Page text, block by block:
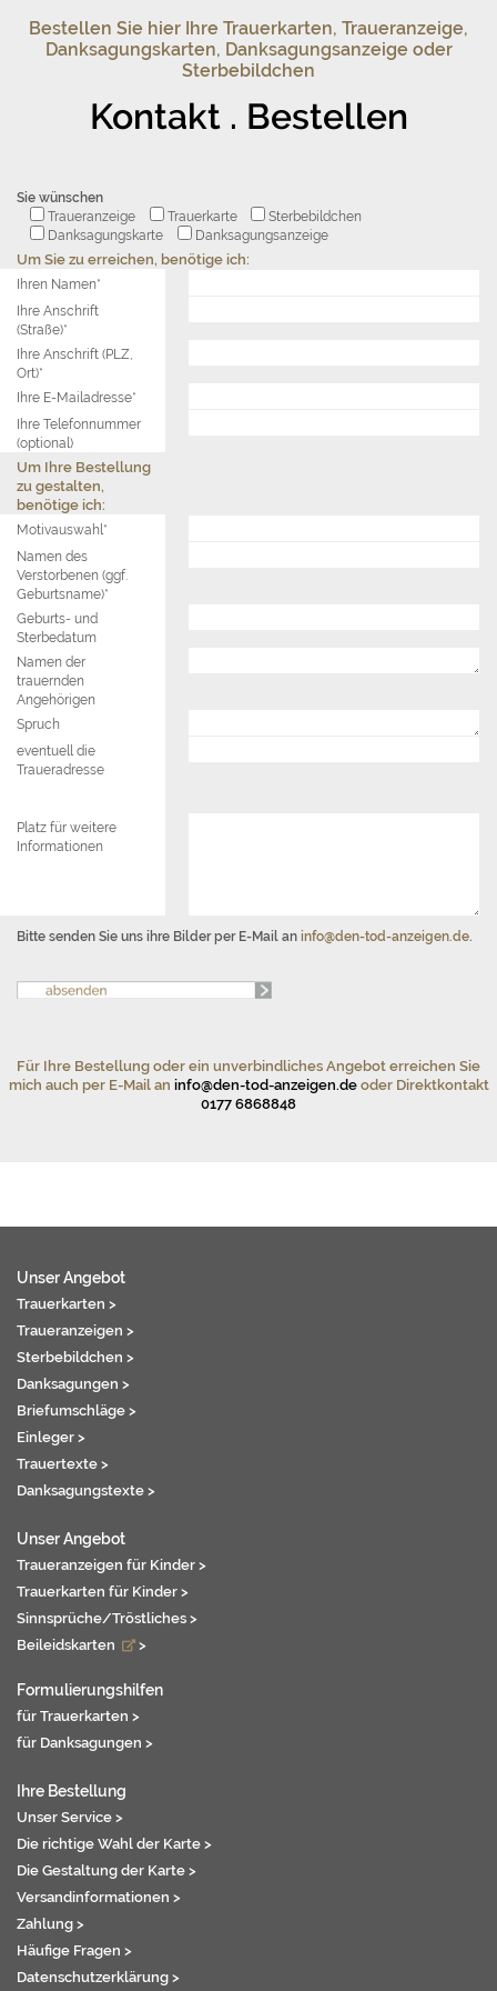
Bestellen Sie hier Ihre Trauerkarten, Traueranzeige,
Danksagungskarten, Danksagungsanzeige oder
Sterbebildchen
Kontakt . Bestellen
Sie wünschen
Traueranzeige
Trauerkarte
Sterbebildchen
Danksagungskarte
Danksagungsanzeige
Um Sie zu erreichen, benötige ich:
Ihren Namen*
Ihre Anschrift
(Straße)*
Ihre Anschrift (PLZ,
Ort)*
Ihre E-Mailadresse*
Ihre Telefonnummer
(optional)
Um Ihre Bestellung
zu gestalten,
benötige ich:
Motivauswahl*
Namen des
Verstorbenen (ggf.
Geburtsname)*
Geburts- und
Sterbedatum
Namen der
trauernden
Angehörigen
Spruch
eventuell die
Traueradresse
Platz für weitere
Informationen
Bitte senden Sie uns ihre Bilder per E-Mail an info@den-tod-anzeigen.de.
Für Ihre Bestellung oder ein unverbindliches Angebot erreichen Sie
mich auch per E-Mail an info@den-tod-anzeigen.deoder Direktkontakt
0177 6868848
Unser Angebot
Trauerkarten >
Traueranzeigen >
Sterbebildchen >
Danksagungen >
Briefumschläge >
Einleger >
Trauertexte >
Danksagungstexte >
Unser Angebot
Traueranzeigen für Kinder >
Trauerkarten für Kinder >
Sinnsprüche/Tröstliches >
Beileidskarten
>
Formulierungshilfen
für Trauerkarten >
für Danksagungen >
Ihre Bestellung
Unser Service >
Die richtige Wahl der Karte >
Die Gestaltung der Karte >
Versandinformationen >
Zahlung >
Häufige Fragen >
Datenschutzerklärung >